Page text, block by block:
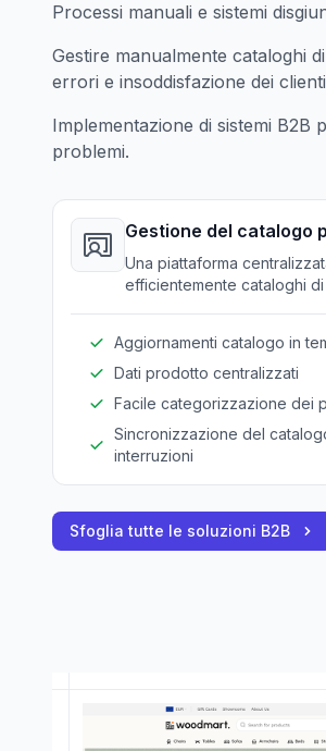
Processi manuali e sistemi
Gestire manualmente cataloghi
errori e insoddisfazione dei
Implementazione di sistemi B2B
problemi.
Gestione del catalogo
Una piattaforma
efficientemente cataloghi
Aggiornamenti catalogo in
Dati prodotto centralizzati
Facile categorizzazione dei
Sincronizzazione del
interruzioni
Sfoglia tutte le soluzioni B2B